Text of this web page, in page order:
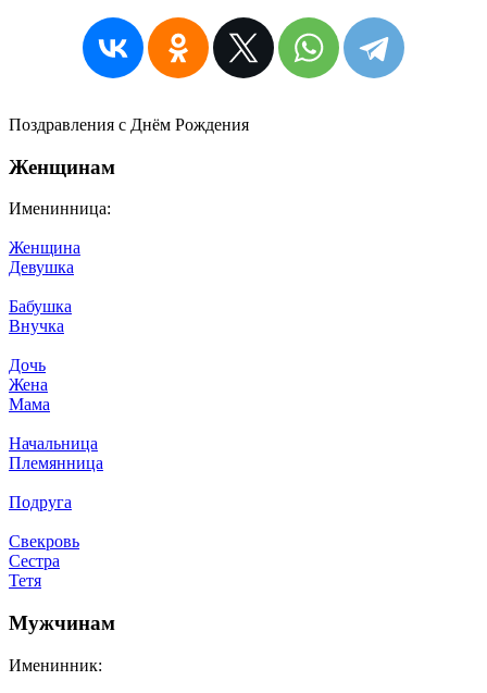
Поздравления с Днём Рождения
Женщинам
Именинница:
Женщина
Девушка
Бабушка
Внучка
Дочь
Жена
Мама
Начальница
Племянница
Подруга
Свекровь
Сестра
Тетя
Мужчинам
Именинник: